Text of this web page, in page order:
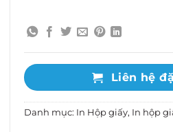
Liên hệ
Danh mục: In Hộp giấy, In hộp